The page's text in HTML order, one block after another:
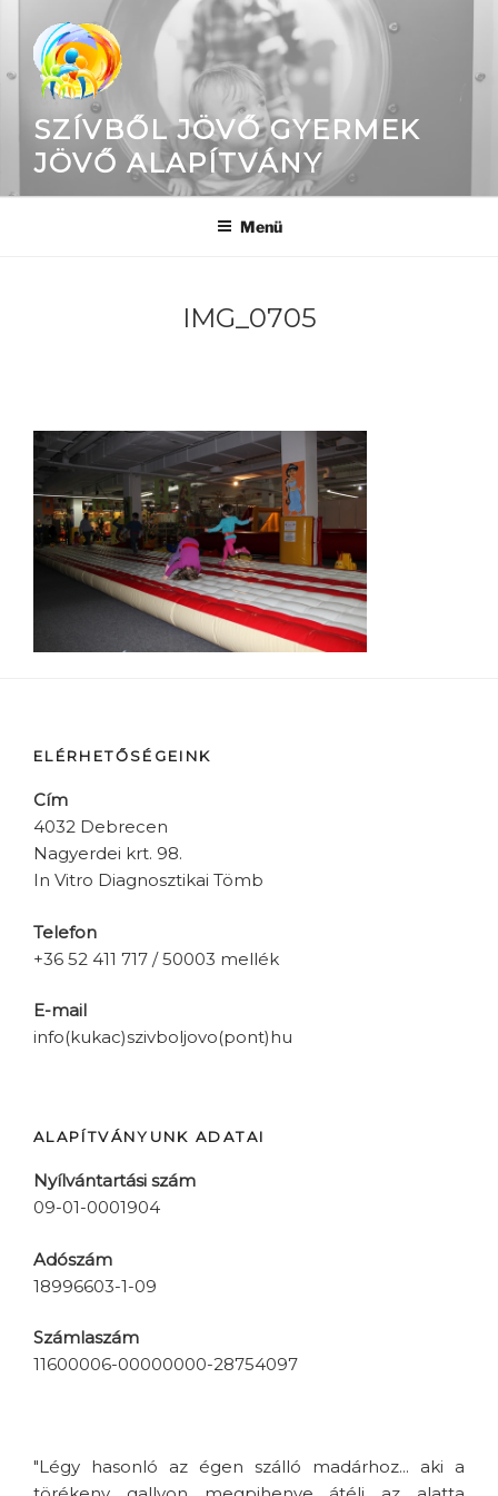
SZÍVBŐL JÖVŐ GYERMEK
JÖVŐ ALAPÍTVÁNY
Menü
IMG_0705
ELÉRHETŐSÉGEINK
Cím
4032 Debrecen
Nagyerdei krt. 98.
In Vitro Diagnosztikai Tömb
Telefon
+36 52 411 717 / 50003 mellék
E-mail
info(kukac)szivboljovo(pont)hu
ALAPÍTVÁNYUNK ADATAI
Nyílvántartási szám
09-01-0001904
Adószám
18996603-1-09
Számlaszám
11600006-00000000-28754097
"Légy hasonló az égen szálló madárhoz... aki a